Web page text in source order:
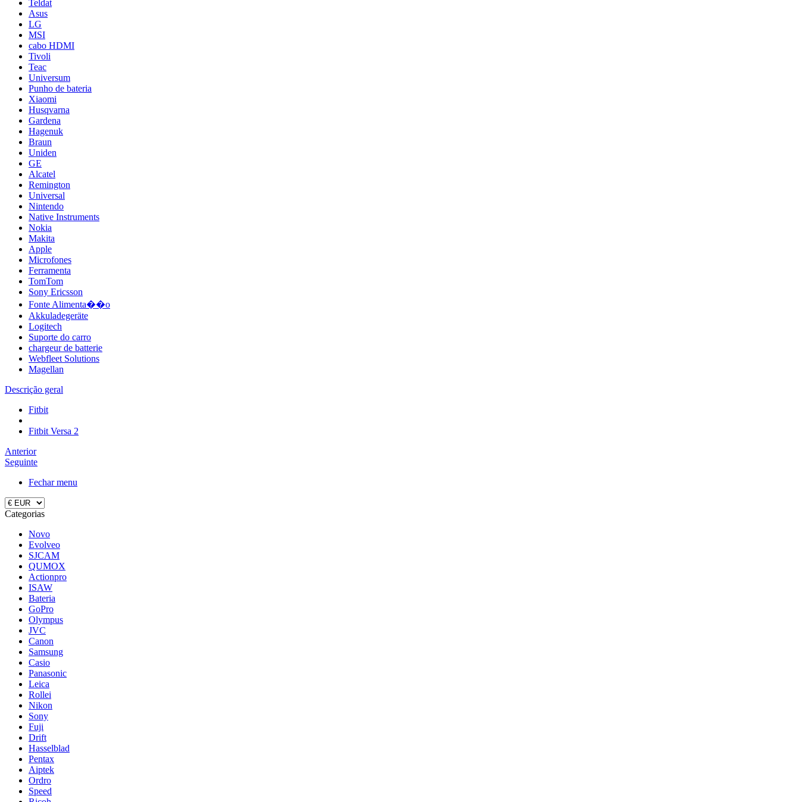
Teldat
Asus
LG
MSI
cabo HDMI
Tivoli
Teac
Universum
Punho de bateria
Xiaomi
Husqvarna
Gardena
Hagenuk
Braun
Uniden
GE
Alcatel
Remington
Universal
Nintendo
Native Instruments
Nokia
Makita
Apple
Microfones
Ferramenta
TomTom
Sony Ericsson
Fonte Alimenta��o
Akkuladegeräte
Logitech
Suporte do carro
chargeur de batterie
Webfleet Solutions
Magellan
Descrição geral
Fitbit
Fitbit Versa 2
Anterior
Seguinte
Fechar menu
Categorias
Novo
Evolveo
SJCAM
QUMOX
Actionpro
ISAW
Bateria
GoPro
Olympus
JVC
Canon
Samsung
Casio
Panasonic
Leica
Rollei
Nikon
Sony
Fuji
Drift
Hasselblad
Pentax
Aiptek
Ordro
Speed